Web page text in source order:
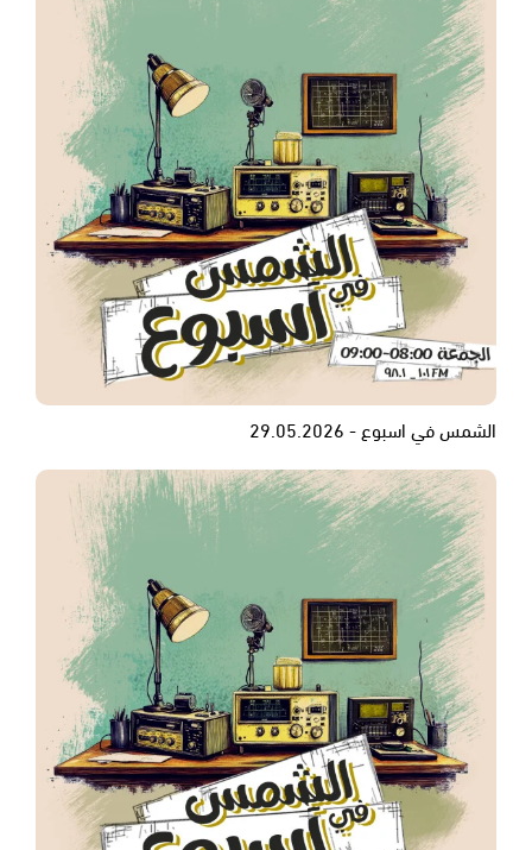
الشمس في اسبوع - 29.05.2026